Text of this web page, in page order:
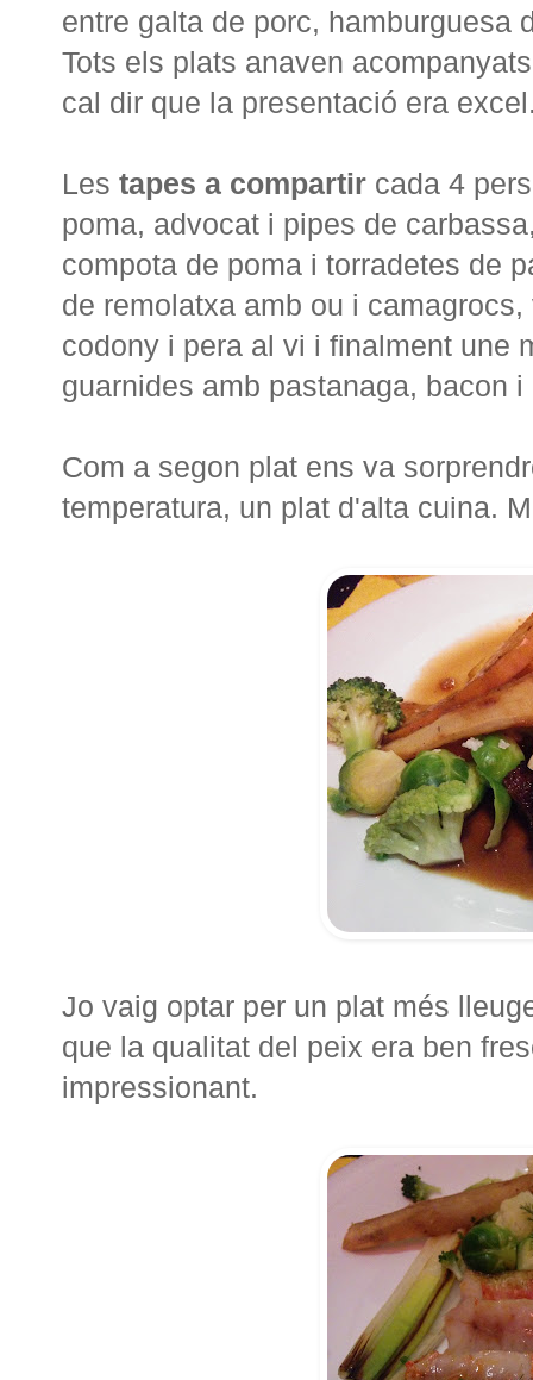
entre galta de porc, hamburguesa
Tots els plats anaven
cal dir que la presentació era
Les tapes a compartir cada 4
poma, advocat i pipes de
compota de poma i torradetes de
de remolatxa amb ou i
codony i pera al vi i finalment une
guarnides amb pastanaga, bacon
Com a segon plat ens va
temperatura, un plat d'alta cuina.
Jo vaig optar per un plat més
que la qualitat del peix era ben
impressionant.